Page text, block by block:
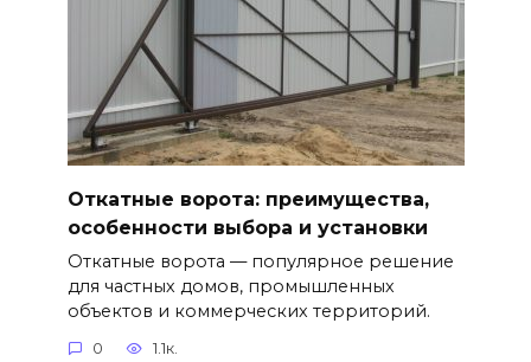
Откатные ворота: преимущества,
особенности выбора и установки
Откатные ворота — популярное решение
для частных домов, промышленных
объектов и коммерческих территорий.
0 1.1к.